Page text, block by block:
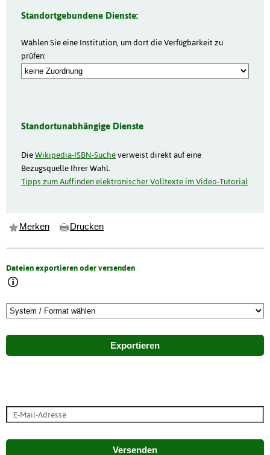
Standortgebundene Dienste:
Wählen Sie eine Institution, um dort die Verfügbarkeit zu
prüfen:
Standortunabhängige Dienste
DieWikipedia-ISBN-Sucheverweist direkt auf eine
Bezugsquelle Ihrer Wahl.
Tipps zum Auffinden elektronischer Volltexte im Video-Tutorial
Merken Drucken
Dateien exportieren oder versenden
Exportieren
Versenden